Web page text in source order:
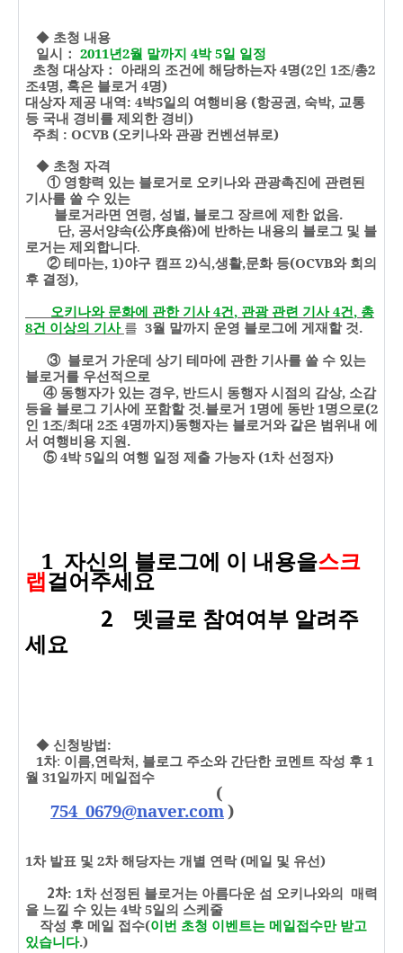
◆ 초청 내용
일시： 2011년2월 말까지 4박5일 일정
초청 대상자： 아래의 조건에 해당하는자4명(2인 1조/총2
조4명, 혹은 블로거 4명)
대상자 제공 내역: 4박5일의 여행비용 (항공권, 숙박, 교통
등 국내 경비를 제외한 경비)
주최 : OCVB (오키나와 관광 컨벤션뷰로)
◆ 초청 자격
① 영향력 있는 블로거로 오키나와 관광촉진에 관련된
기사를 쓸 수 있는
블로거라면 연령, 성별, 블로그 장르에 제한 없음.
단, 공서양속(公序良俗)에 반하는 내용의 블로그 및 블
로거는 제외합니다.
② 테마는, 1)야구 캠프 2)식,생활,문화 등(OCVB와 회의
후 결정),
오키나와 문화에 관한 기사4건, 관광 관련 기사4건, 총
8건 이상의 기사 를 3월 말까지 운영 블로그에 게재할 것.
③ 블로거 가운데 상기 테마에 관한 기사를 쓸 수 있는
블로거를 우선적으로
④ 동행자가 있는 경우, 반드시 동행자 시점의 감상, 소감
등을 블로그 기사에 포함할 것.블로거 1명에 동반 1명으로(2
인 1조/최대 2조 4명까지)동행자는 블로거와 같은 범위내 에
서 여행비용 지원.
⑤ 4박5일의 여행 일정 제출 가능자 (1차 선정자)
1 자신의 블로그에 이 내용을스크
랩걸어주세요
2
뎃글로 참여여부 알려주
세요
◆ 신청방법:
1차: 이름,연락처, 블로그 주소와 간단한 코멘트 작성 후 1
월 31일까지 메일접수
(
754_0679@naver.com)
1차 발표 및 2차 해당자는 개별 연락 (메일 및 유선)
2차: 1차 선정된 블로거는 아름다운 섬 오키나와의 매력
을 느낄 수 있는 4박5일의 스케줄
작성 후 메일 접수(이번 초청 이벤트는 메일접수만 받고
있습니다.)